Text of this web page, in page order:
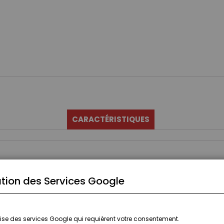
CARACTÉRISTIQUES
des Services Google
des services Google qui requièrent votre consentement.